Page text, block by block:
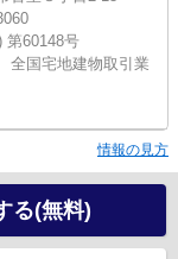
第60148号
国宅地建物取引業
情報の見方
る(無料)